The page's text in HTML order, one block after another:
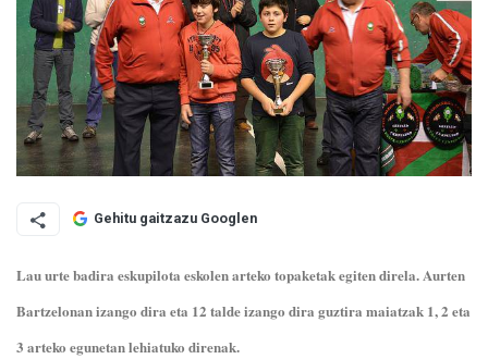
Gehitu gaitzazu Googlen
Lau urte badira eskupilota eskolen arteko topaketak egiten direla. Aurten
Bartzelonan izango dira eta 12 talde izango dira guztira maiatzak 1, 2 eta
3 arteko egunetan lehiatuko direnak.